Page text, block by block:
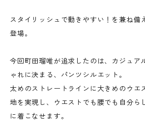
スタイリッシュで動きやすい！を兼ね備
登場。
今回町田瑠唯が追求したのは、カジュア
ゃれに決まる、パンツシルエット。
太めのストレートラインに大きめのウエ
地を実現し、ウエストでも腰でも自分ら
に着こなせます。